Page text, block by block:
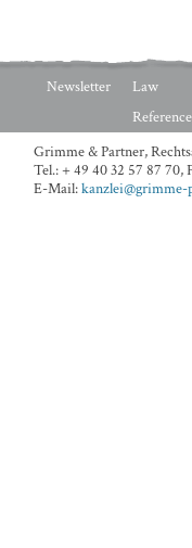
Newsletter
Law
Grimme & Partner,
Tel.: + 49 40 32 57 87 70,
E-Mail: